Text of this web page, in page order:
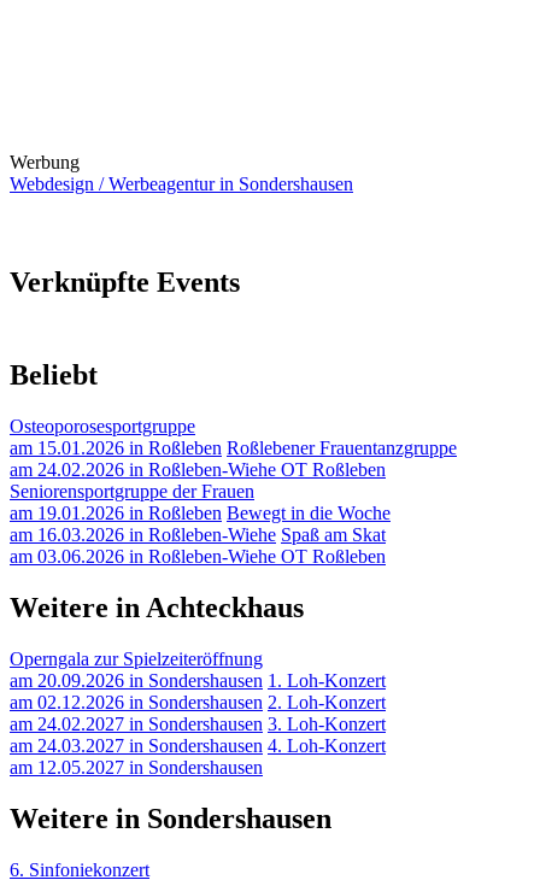
Werbung
Webdesign / Werbeagentur in Sondershausen
Verknüpfte Events
Beliebt
Osteoporosesportgruppe
am 15.01.2026 in Roßleben Roßlebener Frauentanzgruppe
am 24.02.2026 in Roßleben-Wiehe OT Roßleben
Seniorensportgruppe der Frauen
am 19.01.2026 in Roßleben Bewegt in die Woche
am 16.03.2026 in Roßleben-Wiehe Spaß am Skat
am 03.06.2026 in Roßleben-Wiehe OT Roßleben
Weitere in Achteckhaus
Operngala zur Spielzeiteröffnung
am 20.09.2026 in Sondershausen 1. Loh-Konzert
am 02.12.2026 in Sondershausen 2. Loh-Konzert
am 24.02.2027 in Sondershausen 3. Loh-Konzert
am 24.03.2027 in Sondershausen 4. Loh-Konzert
am 12.05.2027 in Sondershausen
Weitere in Sondershausen
6. Sinfoniekonzert